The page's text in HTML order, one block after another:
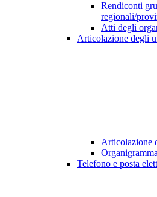
Rendiconti
regionali/
Atti degli
Articolazione degli
Articolazione
Organigramma
Telefono e posta